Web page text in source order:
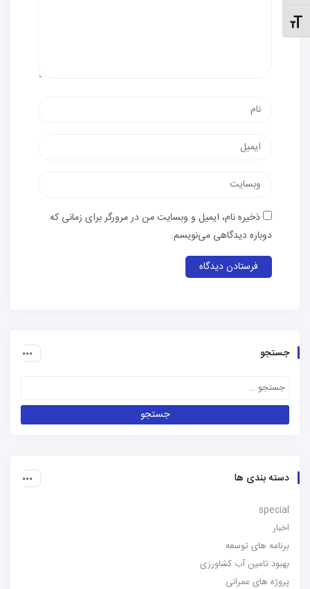
تنظیم اندازهٔ فونت
پست
وب‌سایت
ذخیره نام، ایمیل و وبسایت من در مرورگر برای زمانی که
دوباره دیدگاهی می‌نویسم.
جستجو
دسته بندی ها
special
اخبار
برنامه های توسعه
بهبود تامین آب کشاورزی
پروژه های عمرانی